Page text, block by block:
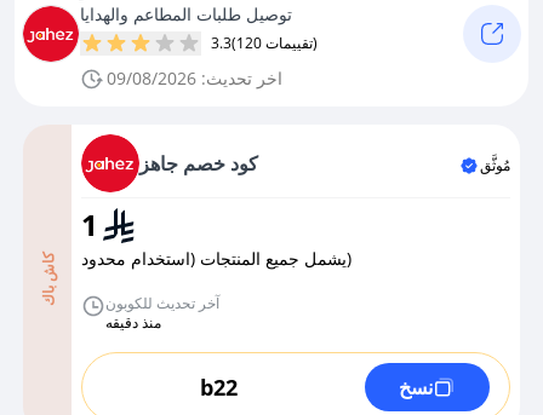
توصيل طلبات المطاعم والهدايا
3.3 (120 تقييمات)
اخر تحديث: 09/08/2026
كاش باك
كود خصم جاهز مُوثَّق
1
يشمل جميع المنتجات (استخدام محدود)
آخر تحديث للكوبون
منذ دقيقه
b22 نسخ